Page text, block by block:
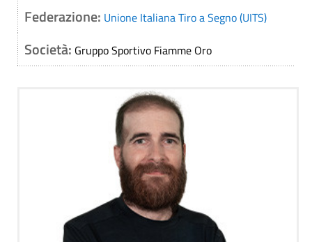
Federazione: Unione Italiana Tiro a Segno (UITS)
Società: Gruppo Sportivo Fiamme Oro